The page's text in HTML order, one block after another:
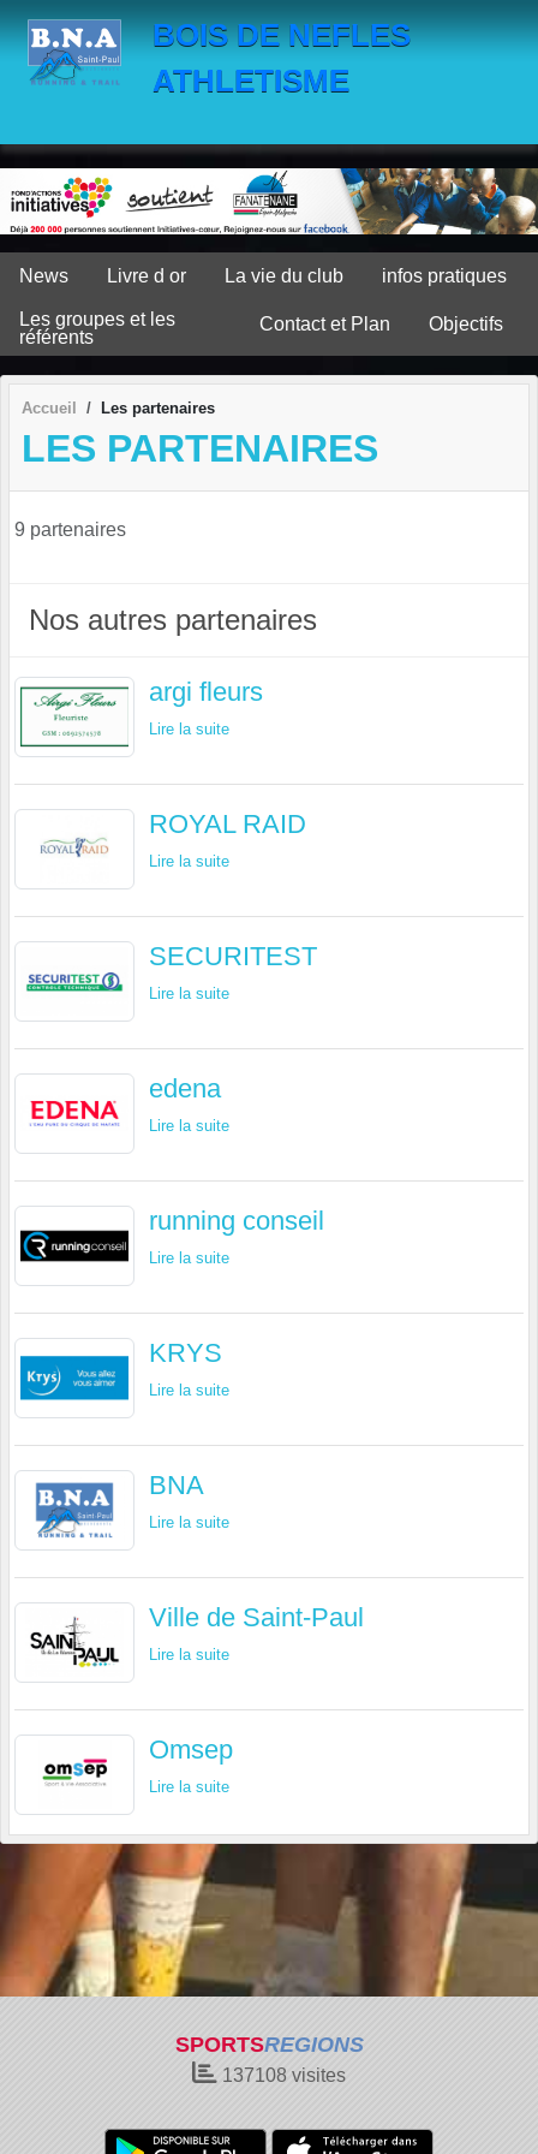
BOIS DE NEFLES
ATHLETISME
News Livre d or La vie du club infos pratiques
Les groupes et les
référents
Contact et Plan Objectifs
Accueil Les partenaires
LES PARTENAIRES
9 partenaires
Nos autres partenaires
argi fleurs
Lire la suite
ROYAL RAID
Lire la suite
SECURITEST
Lire la suite
edena
Lire la suite
running conseil
Lire la suite
KRYS
Lire la suite
BNA
Lire la suite
Ville de Saint-Paul
Lire la suite
Omsep
Lire la suite
SPORTSREGIONS
137108 visites